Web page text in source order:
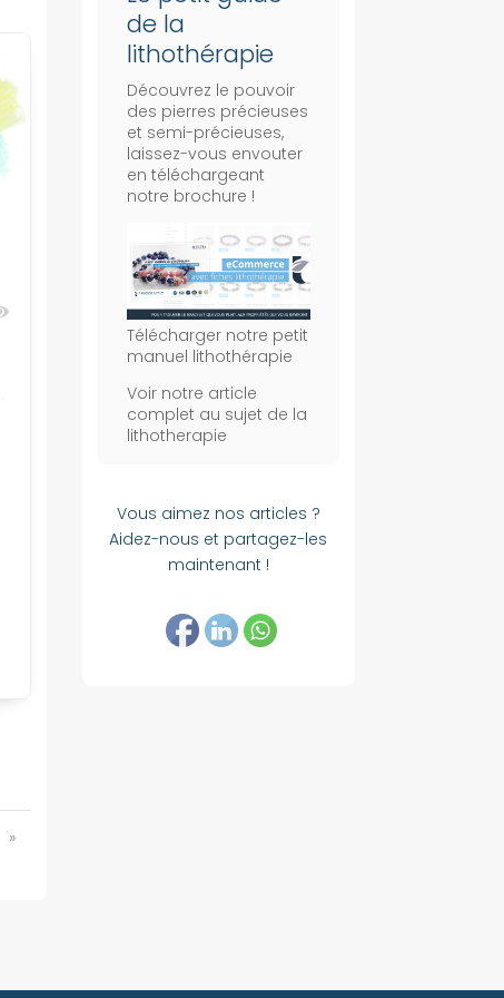
»
de la
lithothérapie
Découvrez le pouvoir
des pierres précieuses
et semi-précieuses,
laissez-vous envouter
en téléchargeant
notre brochure !
Télécharger notre petit
manuel lithothérapie
Voir notre article
complet au sujet de la
lithotherapie
Vous aimez nos articles ?
Aidez-nous et partagez-les
maintenant !